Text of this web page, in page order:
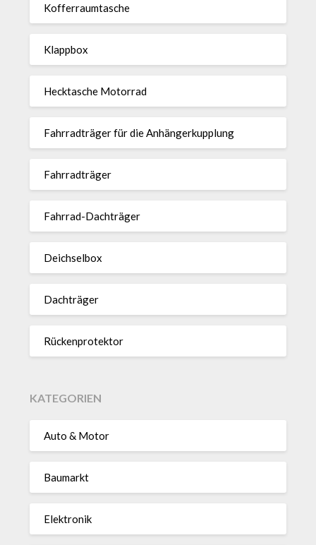
Kof­fer­raum­ta­sche
Klappbox
Heck­ta­sche Motorrad
Fahr­rad­träger für die Anhän­ger­kup­p­lung
Fahr­rad­träger
Fahrrad-Dach­träger
Deich­selbox
Dach­träger
Rücken­pro­tektor
KATEGORIEN
Auto & Motor
Baumarkt
Elektronik